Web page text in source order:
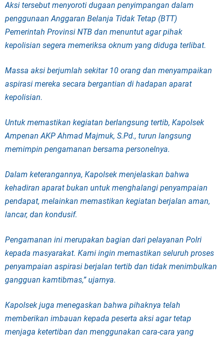
Aksi tersebut menyoroti dugaan penyimpangan dalam
penggunaan Anggaran Belanja Tidak Tetap (BTT)
Pemerintah Provinsi NTB dan menuntut agar pihak
kepolisian segera memeriksa oknum yang diduga terlibat.
Massa aksi berjumlah sekitar 10 orang dan menyampaikan
aspirasi mereka secara bergantian di hadapan aparat
kepolisian.
Untuk memastikan kegiatan berlangsung tertib, Kapolsek
Ampenan AKP Ahmad Majmuk, S.Pd., turun langsung
memimpin pengamanan bersama personelnya.
Dalam keterangannya, Kapolsek menjelaskan bahwa
kehadiran aparat bukan untuk menghalangi penyampaian
pendapat, melainkan memastikan kegiatan berjalan aman,
lancar, dan kondusif.
Pengamanan ini merupakan bagian dari pelayanan Polri
kepada masyarakat. Kami ingin memastikan seluruh proses
penyampaian aspirasi berjalan tertib dan tidak menimbulkan
gangguan kamtibmas,” ujarnya.
Kapolsek juga menegaskan bahwa pihaknya telah
memberikan imbauan kepada peserta aksi agar tetap
menjaga ketertiban dan menggunakan cara-cara yang